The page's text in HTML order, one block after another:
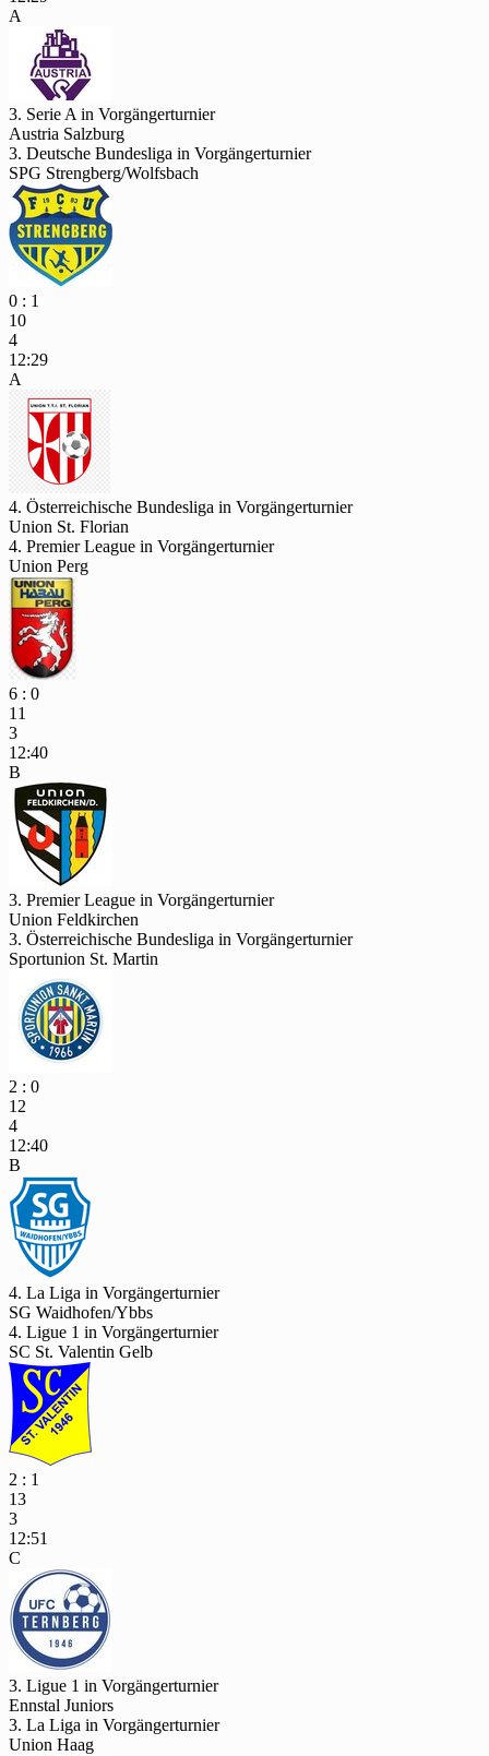
A
3. Serie A in Vorgängerturnier
Austria Salzburg
3. Deutsche Bundesliga in Vorgängerturnier
SPG Strengberg/Wolfsbach
0 : 1
10
4
12:29
A
4. Österreichische Bundesliga in Vorgängerturnier
Union St. Florian
4. Premier League in Vorgängerturnier
Union Perg
6 : 0
11
3
12:40
B
3. Premier League in Vorgängerturnier
Union Feldkirchen
3. Österreichische Bundesliga in Vorgängerturnier
Sportunion St. Martin
2 : 0
12
4
12:40
B
4. La Liga in Vorgängerturnier
SG Waidhofen/Ybbs
4. Ligue 1 in Vorgängerturnier
SC St. Valentin Gelb
2 : 1
13
3
12:51
C
3. Ligue 1 in Vorgängerturnier
Ennstal Juniors
3. La Liga in Vorgängerturnier
Union Haag